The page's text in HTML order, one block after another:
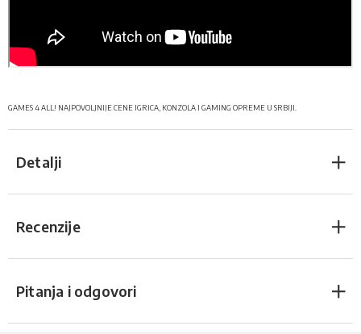
GAMES 4 ALL! NAJPOVOLJNIJE CENE IGRICA, KONZOLA I GAMING OPREME U SRBIJI.
Detalji
Recenzije
Pitanja i odgovori